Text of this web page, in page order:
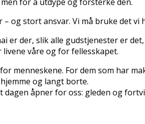
og stort ansvar. Vi må bruke det
er der, slik alle gudstjenester er
livene våre og for fellesskapet.
menneskene. For dem som har
og langt borte.
dagen åpner for oss: gleden og